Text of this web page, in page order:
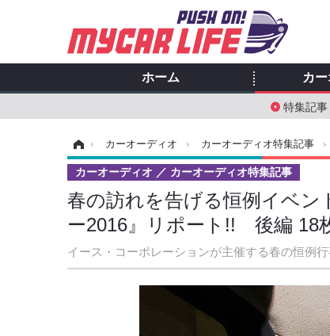
ホーム カ
特集記事
› カーオーディオ › カーオーディオ特集記事 ›
春の訪れを告げる恒例イベン
ー2016』リポート!! 後編 18
イース・コーポレーションが主催する春の恒例
カーオーディオ カーオーディオ特集記事